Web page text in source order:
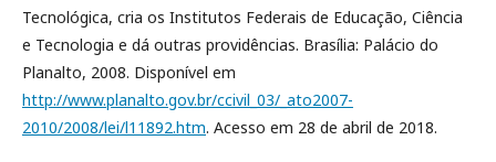
Tecnológica, cria os Institutos Federais de Educação, Ciência
e Tecnologia e dá outras providências. Brasília: Palácio do
Planalto, 2008. Disponível em
http://www.planalto.gov.br/ccivil_03/_ato2007-
2010/2008/lei/l11892.htm. Acesso em 28 de abril de 2018.